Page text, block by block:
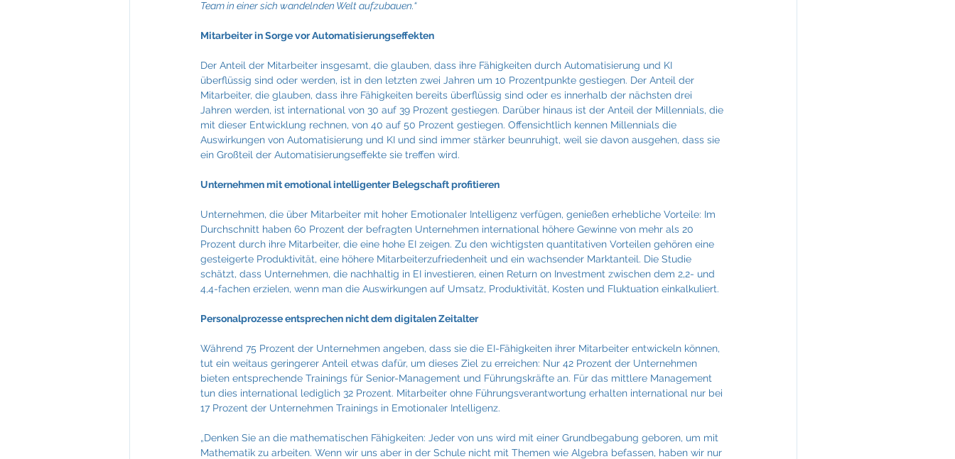
Team in einer sich wandelnden Welt aufzubauen.“
Mitarbeiter in Sorge vor Automatisierungseffekten
Der Anteil der Mitarbeiter insgesamt, die glauben, dass ihre Fähigkeiten durch Automatisierung und KI
überflüssig sind oder werden, ist in den letzten zwei Jahren um 10 Prozentpunkte gestiegen. Der Anteil der
Mitarbeiter, die glauben, dass ihre Fähigkeiten bereits überflüssig sind oder es innerhalb der nächsten drei
Jahren werden, ist international von 30 auf 39 Prozent gestiegen. Darüber hinaus ist der Anteil der Millennials, die
mit dieser Entwicklung rechnen, von 40 auf 50 Prozent gestiegen. Offensichtlich kennen Millennials die
Auswirkungen von Automatisierung und KI und sind immer stärker beunruhigt, weil sie davon ausgehen, dass sie
ein Großteil der Automatisierungseffekte sie treffen wird.
Unternehmen mit emotional intelligenter Belegschaft profitieren
Unternehmen, die über Mitarbeiter mit hoher Emotionaler Intelligenz verfügen, genießen erhebliche Vorteile: Im
Durchschnitt haben 60 Prozent der befragten Unternehmen international höhere Gewinne von mehr als 20
Prozent durch ihre Mitarbeiter, die eine hohe EI zeigen. Zu den wichtigsten quantitativen Vorteilen gehören eine
gesteigerte Produktivität, eine höhere Mitarbeiterzufriedenheit und ein wachsender Marktanteil. Die Studie
schätzt, dass Unternehmen, die nachhaltig in EI investieren, einen Return on Investment zwischen dem 2,2- und
4,4-fachen erzielen, wenn man die Auswirkungen auf Umsatz, Produktivität, Kosten und Fluktuation einkalkuliert.
Personalprozesse entsprechen nicht dem digitalen Zeitalter
Während 75 Prozent der Unternehmen angeben, dass sie die EI-Fähigkeiten ihrer Mitarbeiter entwickeln können,
tut ein weitaus geringerer Anteil etwas dafür, um dieses Ziel zu erreichen: Nur 42 Prozent der Unternehmen
bieten entsprechende Trainings für Senior-Management und Führungskräfte an. Für das mittlere Management
tun dies international lediglich 32 Prozent. Mitarbeiter ohne Führungsverantwortung erhalten international nur bei
17 Prozent der Unternehmen Trainings in Emotionaler Intelligenz.
„Denken Sie an die mathematischen Fähigkeiten: Jeder von uns wird mit einer Grundbegabung geboren, um mit
Mathematik zu arbeiten. Wenn wir uns aber in der Schule nicht mit Themen wie Algebra befassen, haben wir nur